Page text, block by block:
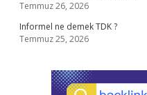
Temmuz 26, 2026
Informel ne demek TDK ?
Temmuz 25, 2026